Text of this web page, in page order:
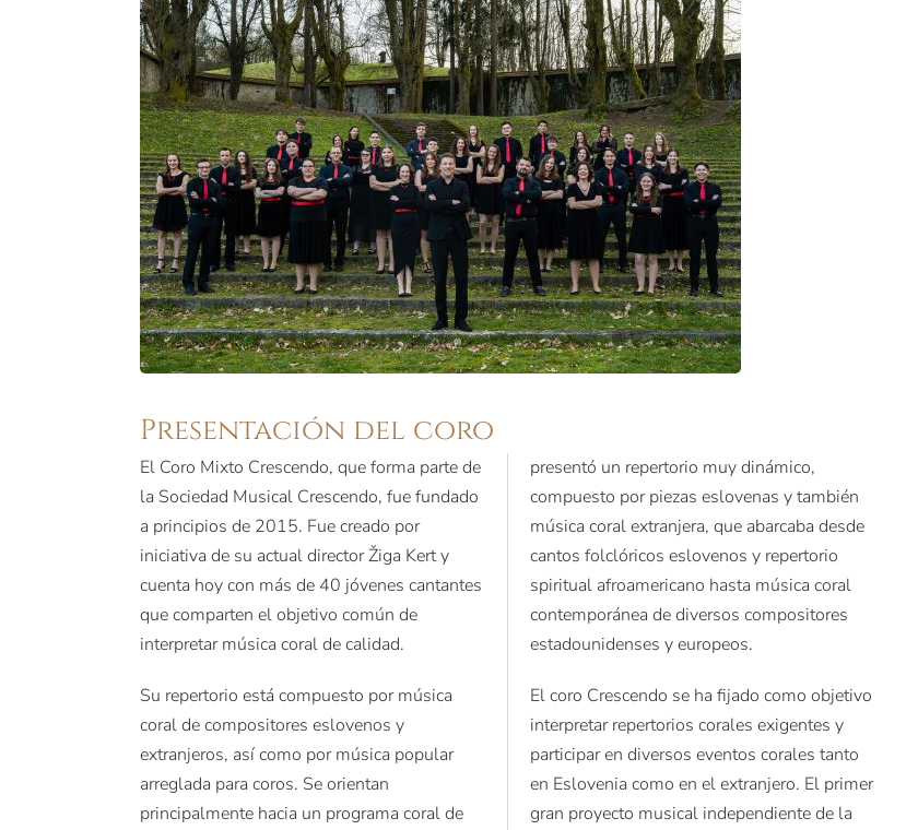
Presentación del coro
El Coro Mixto Crescendo, que forma parte de
la Sociedad Musical Crescendo, fue fundado
a principios de 2015. Fue creado por
iniciativa de su actual director Žiga Kert y
cuenta hoy con más de 40 jóvenes cantantes
que comparten el objetivo común de
interpretar música coral de calidad.
Su repertorio está compuesto por música
coral de compositores eslovenos y
extranjeros, así como por música popular
arreglada para coros. Se orientan
principalmente hacia un programa coral de
presentó un repertorio muy dinámico,
compuesto por piezas eslovenas y también
música coral extranjera, que abarcaba desde
cantos folclóricos eslovenos y repertorio
spiritual afroamericano hasta música coral
contemporánea de diversos compositores
estadounidenses y europeos.
El coro Crescendo se ha fijado como objetivo
interpretar repertorios corales exigentes y
participar en diversos eventos corales tanto
en Eslovenia como en el extranjero. El primer
gran proyecto musical independiente de la